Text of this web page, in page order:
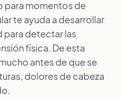
para momentos de
te ayuda a desarrollar
para detectar las
física. De esta
antes de que se
dolores de cabeza